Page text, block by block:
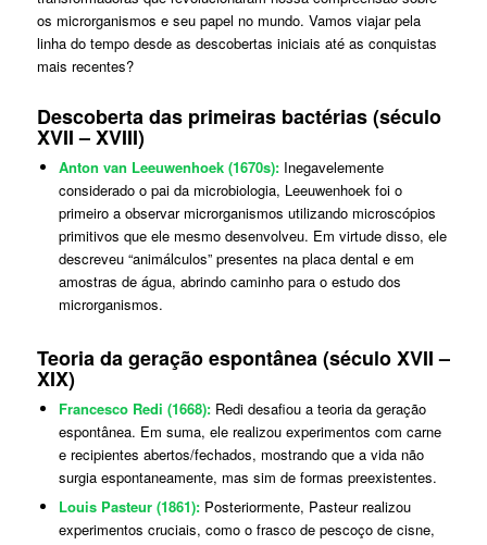
os microrganismos e seu papel no mundo. Vamos viajar pela
linha do tempo desde as descobertas iniciais até as conquistas
mais recentes?
Descoberta das primeiras bactérias (século
XVII – XVIII)
Anton van Leeuwenhoek (1670s):Inegavelemente
considerado o pai da microbiologia, Leeuwenhoek foi o
primeiro a observar microrganismos utilizando microscópios
primitivos que ele mesmo desenvolveu. Em virtude disso, ele
descreveu “animálculos” presentes na placa dental e em
amostras de água, abrindo caminho para o estudo dos
microrganismos.
Teoria da geração espontânea (século XVII –
XIX)
Francesco Redi (1668):Redi desafiou a teoria da geração
espontânea. Em suma, ele realizou experimentos com carne
e recipientes abertos/fechados, mostrando que a vida não
surgia espontaneamente, mas sim de formas preexistentes.
Louis Pasteur (1861):Posteriormente, Pasteur realizou
experimentos cruciais, como o frasco de pescoço de cisne,